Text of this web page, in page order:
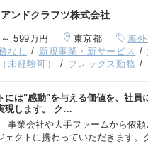
ンドクラフツ株式会社
599万円 東京都 海
なし
新規事業・新サービス
未経験可）
フレックス勤務
には"感動"を与える価値を、社員
現します。 ク…
事業会社や大手ファームから依
ェクトに携わっていただきます